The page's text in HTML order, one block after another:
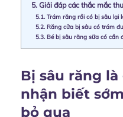
5. Giải đáp các thắc mắc
5.1. Trám răng rồi có bị sâu lại
5.2. Răng cửa bị sâu có trám
5.3. Bé bị sâu răng sữa có cần
Bị sâu răng
nhận biết
bỏ qua